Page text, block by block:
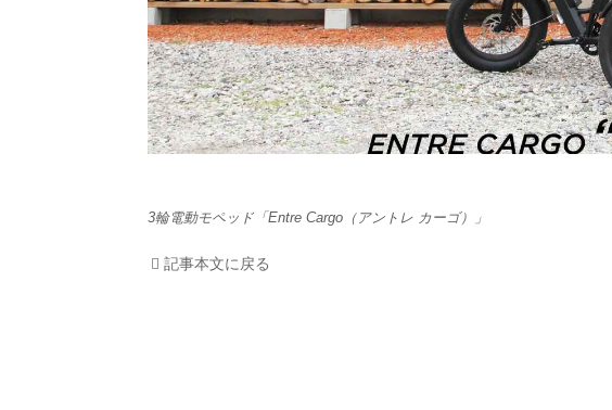
電動バイク
電動キックボード
ライフスタイル
3輪電動モペッド「Entre Cargo（アントレ カーゴ）」
記事本文に戻る